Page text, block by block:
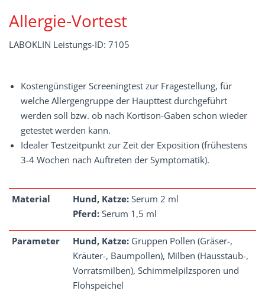
Allergie-Vortest
LABOKLIN Leistungs-ID: 7105
Kostengünstiger Screeningtest zur Fragestellung, für
welche Allergengruppe der Haupttest durchgeführt
werden soll bzw. ob nach Kortison-Gaben schon wieder
getestet werden kann.
Idealer Testzeitpunkt zur Zeit der Exposition (frühestens
3-4 Wochen nach Auftreten der Symptomatik).
Material Hund, Katze: Serum 2 ml
Pferd: Serum 1,5 ml
Parameter Hund, Katze: Gruppen Pollen (Gräser-,
Kräuter-, Baumpollen), Milben (Hausstaub-,
Vorratsmilben), Schimmelpilzsporen und
Flohspeichel